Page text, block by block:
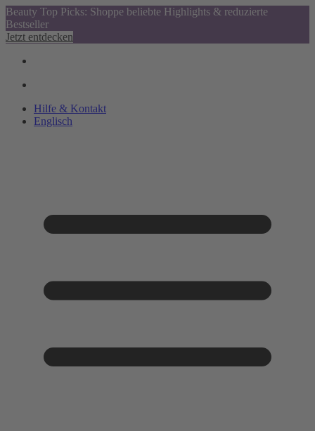
Beauty Top Picks: Shoppe beliebte Highlights & reduzierte
Bestseller
Jetzt entdecken
Hilfe & Kontakt
Englisch